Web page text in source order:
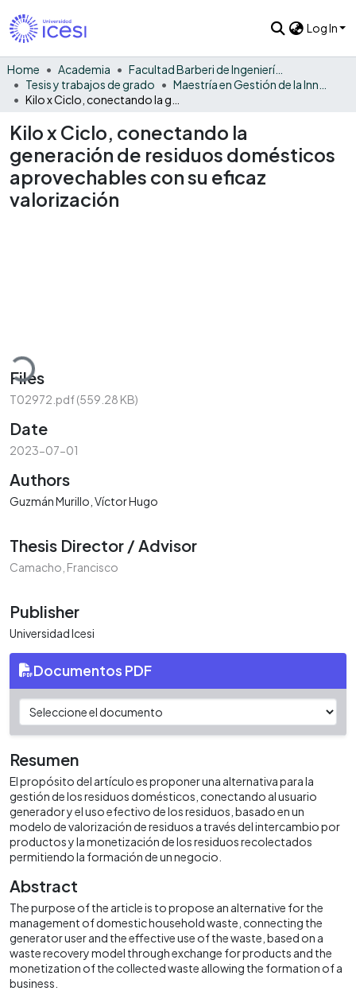
Log In
Home Academia
Facultad Barberi de Ingeniería, Diseño y Ciencias Aplicadas
Tesis y trabajos de grado
Kilo x Ciclo, conectando la
generación de residuos domésticos
aprovechables con su eficaz
valorización
Files
T02972.pdf(559.28 KB)
Date
2023-07-01
Authors
Guzmán Murillo, Víctor Hugo
Thesis Director / Advisor
Camacho, Francisco
Publisher
Universidad Icesi
Documentos PDF
Resumen
El propósito del artículo es proponer una alternativa para la
gestión de los residuos domésticos, conectando al usuario
generador y el uso efectivo de los residuos, basado en un
modelo de valorización de residuos a través del intercambio por
productos y la monetización de los residuos recolectados
permitiendo la formación de un negocio.
Abstract
The purpose of the article is to propose an alternative for the
management of domestic household waste, connecting the
generator user and the effective use of the waste, based on a
waste recovery model through exchange for products and the
monetization of the collected waste allowing the formation of a
business.